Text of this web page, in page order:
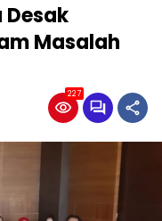
Desak
Masalah
227